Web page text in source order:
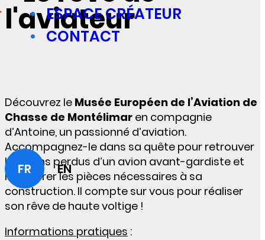
ESPACE CRÉATEUR
CONTACT
FR EN
l'aviateur
Découvrez le Musée Européen de l’Aviation de
Chasse de Montélimar en compagnie
d’Antoine, un passionné d’aviation.
Accompagnez-le dans sa quête pour retrouver
les plans perdus d’un avion avant-gardiste et
récupérer les pièces nécessaires à sa
construction. Il compte sur vous pour réaliser
son rêve de haute voltige !
Informations pratiques :